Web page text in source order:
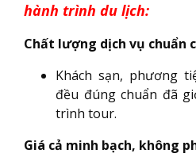
hành trình du lịch:
Chất lượng dịch vụ chuẩn
Khách sạn, phương
đều đúng chuẩn đã
trình tour.
Giá cả minh bạch, không